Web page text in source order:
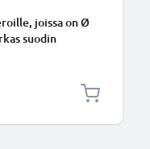
joissa on Ø
suodin